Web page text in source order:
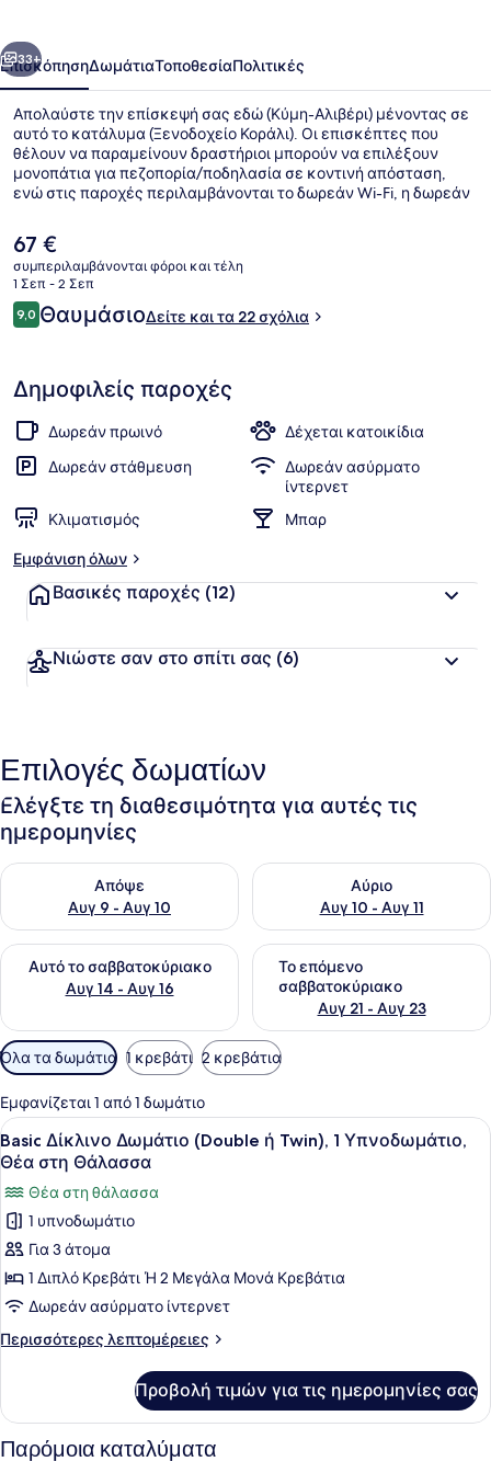
Επόμενο
33+
ΕπισκόπησηΔωμάτιαΤοποθεσίαΠολιτικές
Απολαύστε την επίσκεψή σας εδώ (Κύμη-Αλιβέρι) μένοντας σε
αυτό το κατάλυμα (Ξενοδοχείο Κοράλι). Οι επισκέπτες που
θέλουν να παραμείνουν δραστήριοι μπορούν να επιλέξουν
μονοπάτια για πεζοπορία/ποδηλασία σε κοντινή απόσταση,
ενώ στις παροχές περιλαμβάνονται το δωρεάν Wi-Fi, η δωρεάν
που σερβίρεται καθημερινά μεταξύ 8:00 π.μ. και 10:00 π.μ..
Άλλες παροχές περιλαμβάνουν μπαρ/lounge, μπαρ με σνακ/
ντελικατέσεν και βεράντα.
Η
τρέχουσα
τιμή
είναι
67 €
67 €
συμπεριλαμβάνονται φόροι και τέλη
1 Σεπ - 2 Σεπ
Σχόλια
9,09,0 στα 10
ΘαυμάσιοΔείτε και τα 22 σχόλια
Δημοφιλείς παροχές
Δωρεάν πρωινό
Δέχεται κατοικίδια
Δωρεάν στάθμευση
Δωρεάν ασύρματο
ίντερνετ
Κλιματισμός
Μπαρ
Εμφάνιση όλων
Βασικές παροχές (12)
Νιώστε σαν στο σπίτι σας (6)
Επιλογές δωματίων
Ελέγξτε τη διαθεσιμότητα για αυτές τις
ημερομηνίες
Απόψε
Αυγ 9 - Αυγ 10
Έλεγχος διαθεσιμότητας για απόψε Αυγ 9 - Αυγ 10
Αύριο
Αυγ 10 - Αυγ 11
Έλεγχος διαθεσιμότητας
Αυτό το σαββατοκύριακο
Αυγ 14 - Αυγ 16
Έλεγχος διαθεσιμότητας για αυτό το σαββατοκύριακο Αυγ
Το επόμενο
σαββατοκύριακο
Αυγ 21 - Αυγ 23
Έλεγχος διαθεσιμότητας
Διαθέσιμα
φίλτρα
για
τα
δωμάτια
Όλα τα δωμάτια 1 κρεβάτι 2 κρεβάτια
Εμφανίζεται 1 από 1 δωμάτιο
Προβολή
όλων
φωτογραφιών
για
Basic
Δίκλινο
Δωμάτιο
(Double
ή
1
Υπνοδωμάτιο,
Θέα
Ένα δωμάτιο ξενοδοχείου με δύο
6
Basic Δίκλινο Δωμάτιο (Double ή Twin), 1 Υπνοδωμάτιο,
Θέα στη Θάλασσα
Θέα στη θάλασσα
1 υπνοδωμάτιο
Για 3 άτομα
1 Διπλό Κρεβάτι Ή 2 Μεγάλα Μονά Κρεβάτια
Δωρεάν ασύρματο ίντερνετ
Περισσότερες λεπτομέρειες
Περισσότερες
Δίκλινο
Δωμάτιο
(Double
Προβολή τιμών για τις ημερομηνίες σας
Παρόμοια καταλύματα